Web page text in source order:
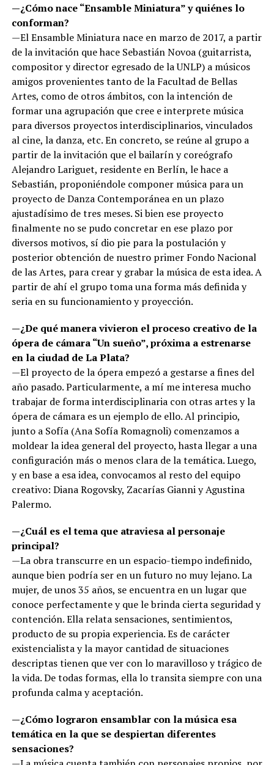
—¿Cómo nace “Ensamble Miniatura” y quiénes lo
conforman?
—El Ensamble Miniatura nace en marzo de 2017, a partir
de la invitación que hace Sebastián Novoa (guitarrista,
compositor y director egresado de la UNLP) a músicos
amigos provenientes tanto de la Facultad de Bellas
Artes, como de otros ámbitos, con la intención de
formar una agrupación que cree e interprete música
para diversos proyectos interdisciplinarios, vinculados
al cine, la danza, etc. En concreto, se reúne al grupo a
partir de la invitación que el bailarín y coreógrafo
Alejandro Lariguet, residente en Berlín, le hace a
Sebastián, proponiéndole componer música para un
proyecto de Danza Contemporánea en un plazo
ajustadísimo de tres meses. Si bien ese proyecto
finalmente no se pudo concretar en ese plazo por
diversos motivos, sí dio pie para la postulación y
posterior obtención de nuestro primer Fondo Nacional
de las Artes, para crear y grabar la música de esta idea. A
partir de ahí el grupo toma una forma más definida y
seria en su funcionamiento y proyección.
—¿De qué manera vivieron el proceso creativo de la
ópera de cámara “Un sueño”, próxima a estrenarse
en la ciudad de La Plata?
—El proyecto de la ópera empezó a gestarse a fines del
año pasado. Particularmente, a mí me interesa mucho
trabajar de forma interdisciplinaria con otras artes y la
ópera de cámara es un ejemplo de ello. Al principio,
junto a Sofía (Ana Sofía Romagnoli) comenzamos a
moldear la idea general del proyecto, hasta llegar a una
configuración más o menos clara de la temática. Luego,
y en base a esa idea, convocamos al resto del equipo
creativo: Diana Rogovsky, Zacarías Gianni y Agustina
Palermo.
—¿Cuál es el tema que atraviesa al personaje
principal?
—La obra transcurre en un espacio-tiempo indefinido,
aunque bien podría ser en un futuro no muy lejano. La
mujer, de unos 35 años, se encuentra en un lugar que
conoce perfectamente y que le brinda cierta seguridad y
contención. Ella relata sensaciones, sentimientos,
producto de su propia experiencia. Es de carácter
existencialista y la mayor cantidad de situaciones
descriptas tienen que ver con lo maravilloso y trágico de
la vida. De todas formas, ella lo transita siempre con una
profunda calma y aceptación.
—¿Cómo lograron ensamblar con la música esa
temática en la que se despiertan diferentes
sensaciones?